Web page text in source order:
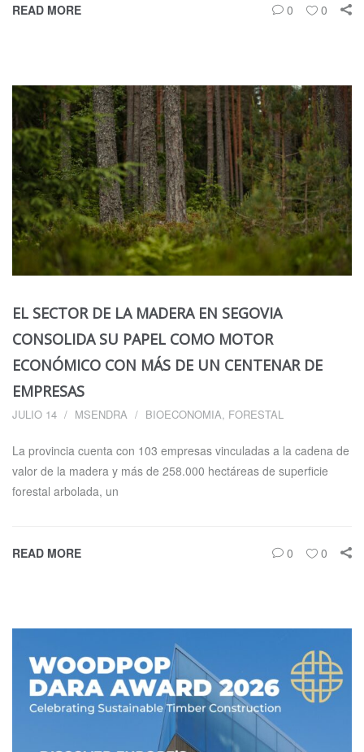
READ MORE 0 0
EL SECTOR DE LA MADERA EN SEGOVIA
CONSOLIDA SU PAPEL COMO MOTOR
ECONÓMICO CON MÁS DE UN CENTENAR DE
EMPRESAS
JULIO 14 MSENDRA BIOECONOMIA, FORESTAL
La provincia cuenta con 103 empresas vinculadas a la cadena de
valor de la madera y más de 258.000 hectáreas de superficie
forestal arbolada, un
READ MORE 0 0